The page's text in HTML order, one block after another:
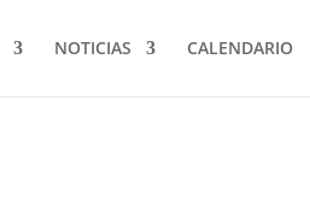
NOTICIAS CALENDARIO